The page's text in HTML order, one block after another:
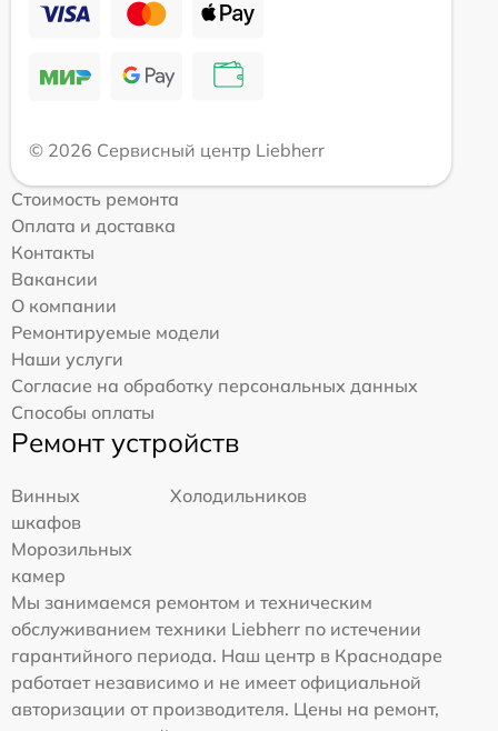
© 2026 Сервисный центр Liebherr
Стоимость ремонта
Оплата и доставка
Контакты
Вакансии
О компании
Ремонтируемые модели
Наши услуги
Согласие на обработку персональных данных
Способы оплаты
Ремонт устройств
Винных
шкафов
Холодильников
Морозильных
камер
Мы занимаемся ремонтом и техническим
обслуживанием техники Liebherr по истечении
гарантийного периода. Наш центр в Краснодаре
работает независимо и не имеет официальной
авторизации от производителя. Цены на ремонт,